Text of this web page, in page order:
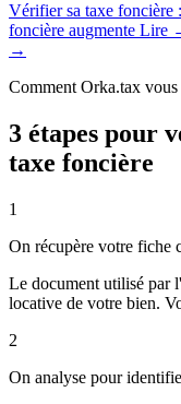
Vérifier sa taxe foncière
foncière augmente Lire
→
Comment Orka.tax
3 étapes pour
taxe foncière
1
On récupère votre fiche
Le document utilisé par
locative de votre bien.
2
On analyse pour